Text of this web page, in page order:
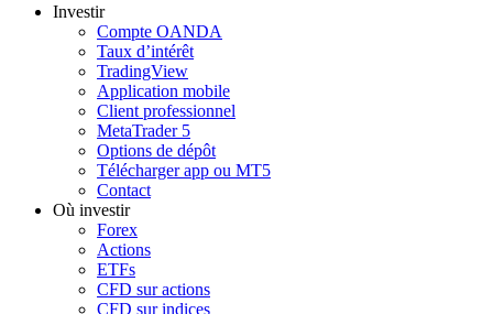
Investir
Compte OANDA
Taux d’intérêt
TradingView
Application mobile
Client professionnel
MetaTrader 5
Options de dépôt
Télécharger app ou MT5
Contact
Où investir
Forex
Actions
ETFs
CFD sur actions
CFD sur indices